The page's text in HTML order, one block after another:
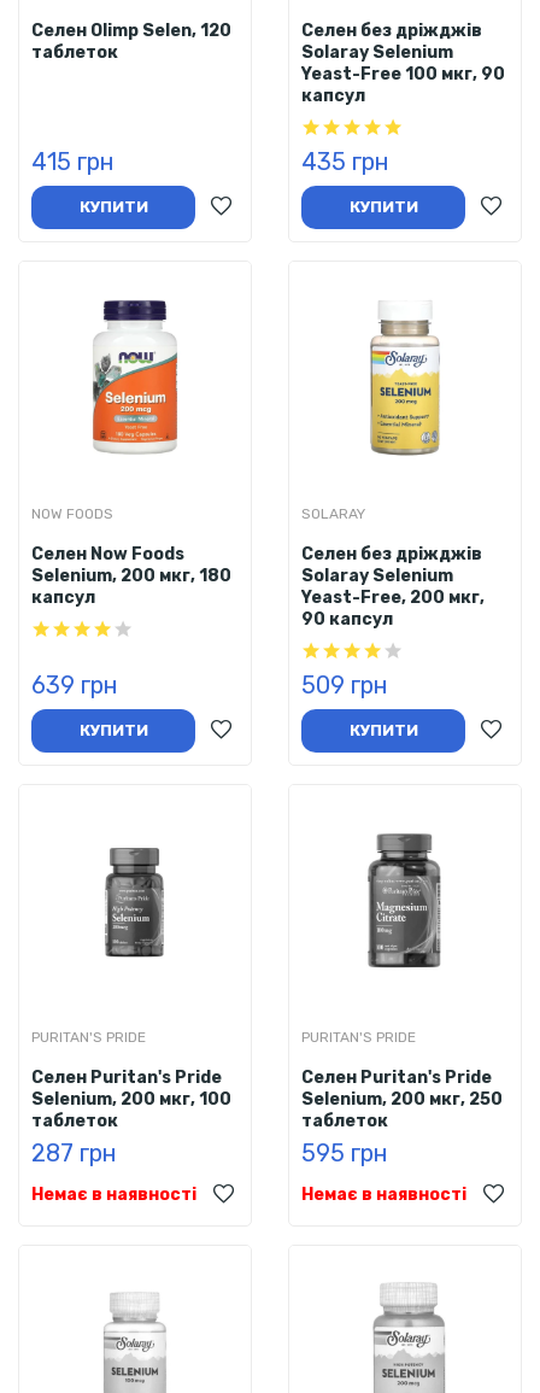
Селен Olimp Selen, 120
таблеток
415 грн
КУПИТИ
Селен без дріжджів
Solaray Selenium
Yeast-Free 100 мкг, 90
капсул
435 грн
КУПИТИ
NOW FOODS
Селен Now Foods
Selenium, 200 мкг, 180
капсул
639 грн
КУПИТИ
SOLARAY
Селен без дріжджів
Solaray Selenium
Yeast-Free, 200 мкг,
90 капсул
509 грн
КУПИТИ
PURITAN'S PRIDE
Селен Puritan's Pride
Selenium, 200 мкг, 100
таблеток
287 грн
Немає в наявності
PURITAN'S PRIDE
Селен Puritan's Pride
Selenium, 200 мкг, 250
таблеток
595 грн
Немає в наявності